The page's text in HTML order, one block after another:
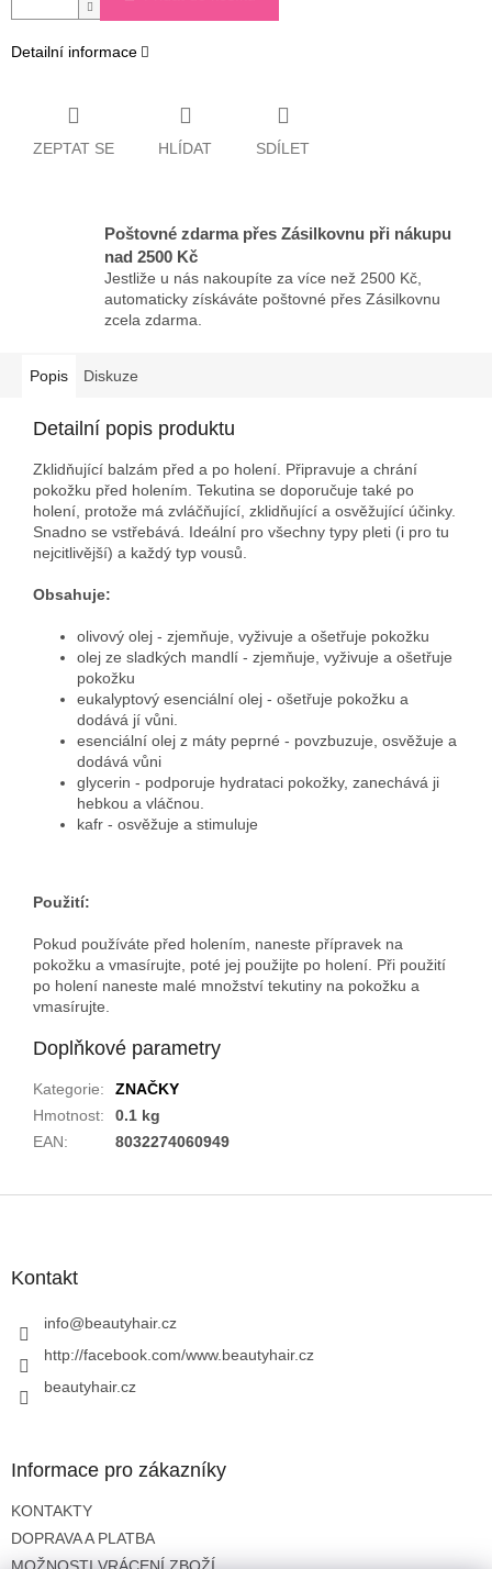
Detailní informace
ZEPTAT SE HLÍDAT SDÍLET
Poštovné zdarma přes Zásilkovnu při nákupu
nad 2500 Kč
Jestliže u nás nakoupíte za více než 2500 Kč,
automaticky získáváte poštovné přes Zásilkovnu
zcela zdarma.
Popis Diskuze
Detailní popis produktu
Zklidňující balzám před a po holení. Připravuje a chrání
pokožku před holením. Tekutina se doporučuje také po
holení, protože má zvláčňující, zklidňující a osvěžující účinky.
Snadno se vstřebává. Ideální pro všechny typy pleti (i pro tu
nejcitlivější) a každý typ vousů.
Obsahuje:
olivový olej - zjemňuje, vyživuje a ošetřuje pokožku
olej ze sladkých mandlí - zjemňuje, vyživuje a ošetřuje
pokožku
eukalyptový esenciální olej - ošetřuje pokožku a
dodává jí vůni.
esenciální olej z máty peprné - povzbuzuje, osvěžuje a
dodává vůni
glycerin - podporuje hydrataci pokožky, zanechává ji
hebkou a vláčnou.
kafr - osvěžuje a stimuluje
Použití:
Pokud používáte před holením, naneste přípravek na
pokožku a vmasírujte, poté jej použijte po holení. Při použití
po holení naneste malé množství tekutiny na pokožku a
vmasírujte.
Doplňkové parametry
Kategorie:
ZNAČKY
Hmotnost:
0.1 kg
EAN: 8032274060949
Kontakt
info@beautyhair.cz
http://facebook.com/www.beautyhair.cz
beautyhair.cz
Informace pro zákazníky
KONTAKTY
DOPRAVA A PLATBA